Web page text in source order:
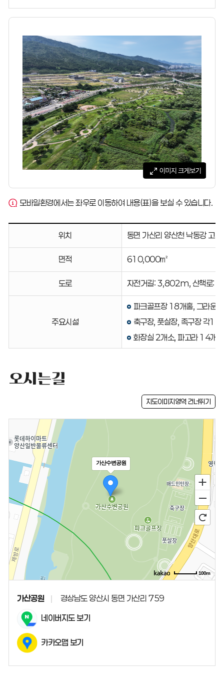
모바일환경에서는 좌우로 이동하여 내용(표)을 보실 수 있습니다.
위치 동면 가산리 양산천 낙동강 고
면적 610,000㎡
도로 자전거길: 3,802m, 산책로:
주요시설
파크골프장 18개홀, 그라운
축구장, 풋살장, 족구장 각1면
화장실 2개소, 파고라 14개,
오시는길
지도이미지영역 건너뛰기
가산수변공원
100m
가산공원 경상남도 양산시 동면 가산리 759
네이버지도 보기
카카오맵 보기